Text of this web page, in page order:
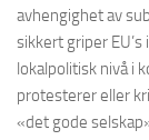
avhengighet av
sikkert griper
lokalpolitisk nivå i
protesterer eller
«det gode